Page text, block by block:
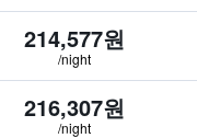
214,577원
/night
216,307원
/night